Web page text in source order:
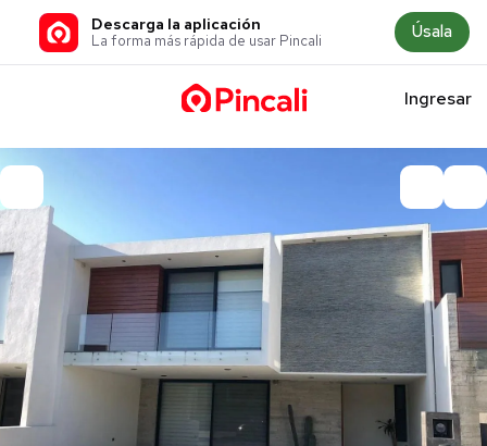
Descarga la aplicación
La forma más rápida de usar Pincali Úsala
Ingresar